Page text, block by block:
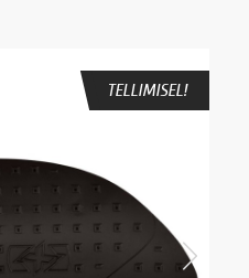
TELLIMISEL!